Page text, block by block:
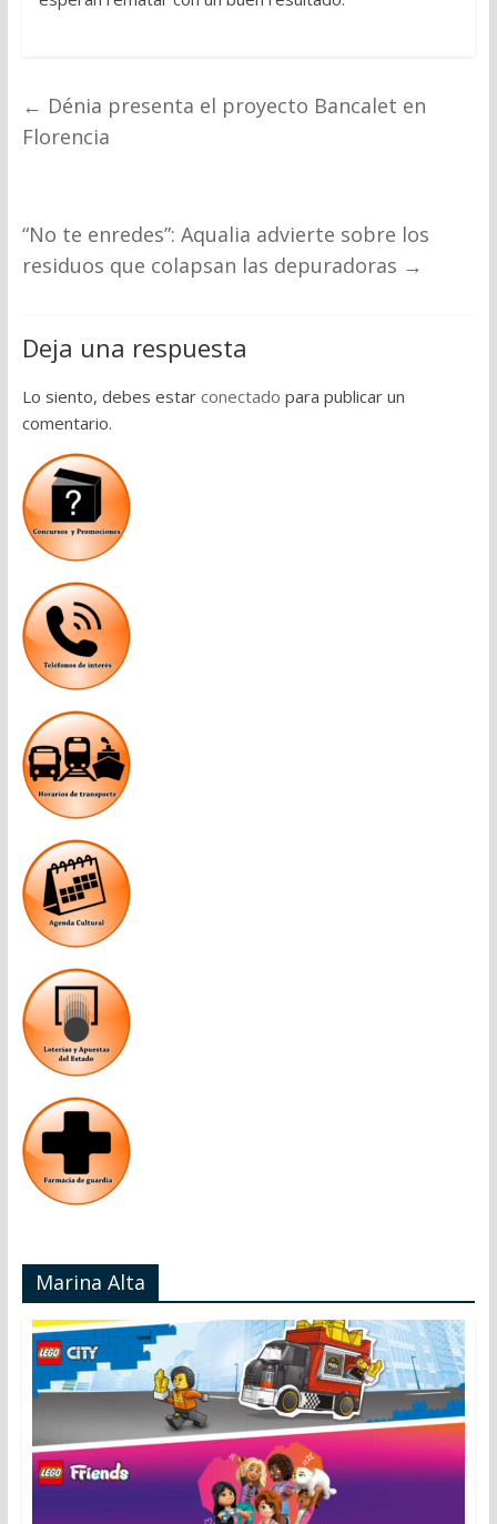
← Dénia presenta el proyecto Bancalet en
Florencia
“No te enredes”: Aqualia advierte sobre los
residuos que colapsan las depuradoras →
Deja una respuesta
Lo siento, debes estar conectado para publicar un
comentario.
Marina Alta